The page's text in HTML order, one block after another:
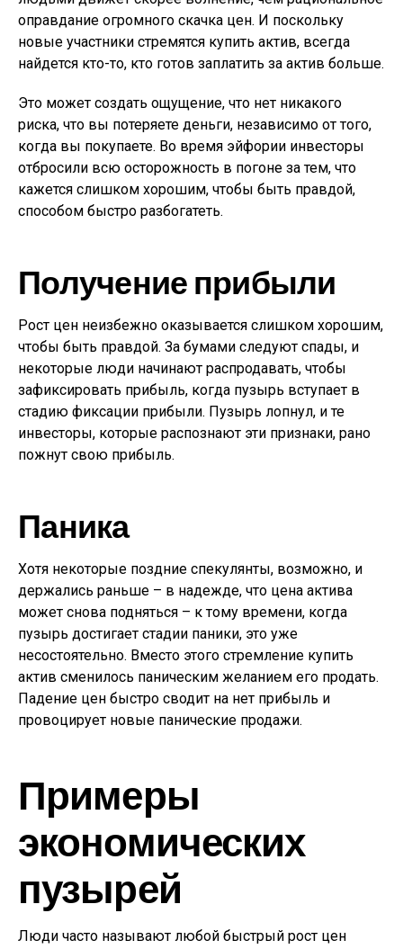
оправдание огромного скачка цен. И поскольку
новые участники стремятся купить актив, всегда
найдется кто-то, кто готов заплатить за актив больше.
Это может создать ощущение, что нет никакого
риска, что вы потеряете деньги, независимо от того,
когда вы покупаете. Во время эйфории инвесторы
отбросили всю осторожность в погоне за тем, что
кажется слишком хорошим, чтобы быть правдой,
способом быстро разбогатеть.
Получение прибыли
Рост цен неизбежно оказывается слишком хорошим,
чтобы быть правдой. За бумами следуют спады, и
некоторые люди начинают распродавать, чтобы
зафиксировать прибыль, когда пузырь вступает в
стадию фиксации прибыли. Пузырь лопнул, и те
инвесторы, которые распознают эти признаки, рано
пожнут свою прибыль.
Паника
Хотя некоторые поздние спекулянты, возможно, и
держались раньше – в надежде, что цена актива
может снова подняться – к тому времени, когда
пузырь достигает стадии паники, это уже
несостоятельно. Вместо этого стремление купить
актив сменилось паническим желанием его продать.
Падение цен быстро сводит на нет прибыль и
провоцирует новые панические продажи.
Примеры
экономических
пузырей
Люди часто называют любой быстрый рост цен